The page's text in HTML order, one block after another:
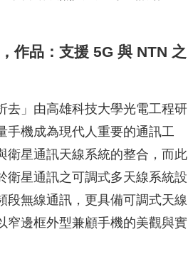
作品：支援 5G 與 NTN 之
去」由高雄科技大學光電工程研
手機成為現代人重要的通訊工
衛星通訊天線系統的整合，而此
衛星通訊之可調式多天線系統設
段無線通訊，更具備可調式天線
窄邊框外型兼顧手機的美觀與實